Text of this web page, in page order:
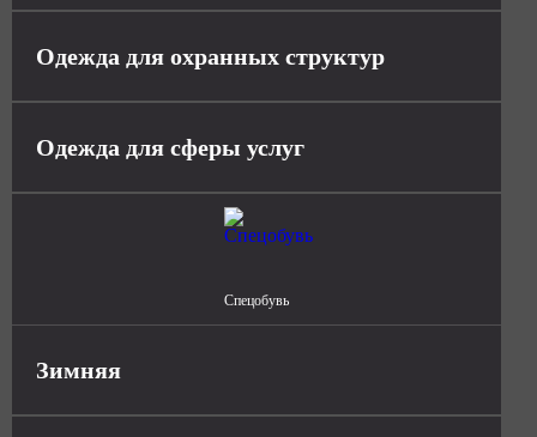
Одежда для охранных структур
Одежда для сферы услуг
Спецобувь
Зимняя